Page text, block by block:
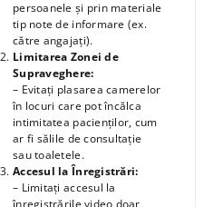
persoanele și prin materiale
tip note de informare (ex.
către angajați).
Limitarea Zonei de
Supraveghere:
– Evitați plasarea camerelor
în locuri care pot încălca
intimitatea pacienților, cum
ar fi sălile de consultație
sau toaletele.
Accesul la Înregistrări:
– Limitați accesul la
înregistrările video doar